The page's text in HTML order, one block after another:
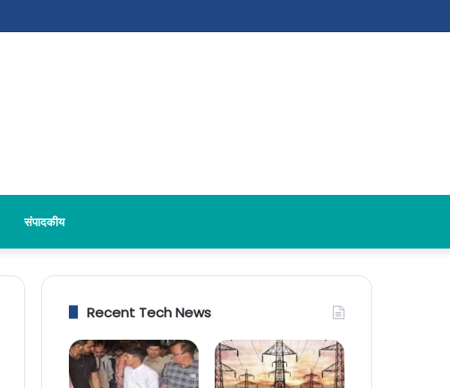
संपादकीय
Recent Tech News